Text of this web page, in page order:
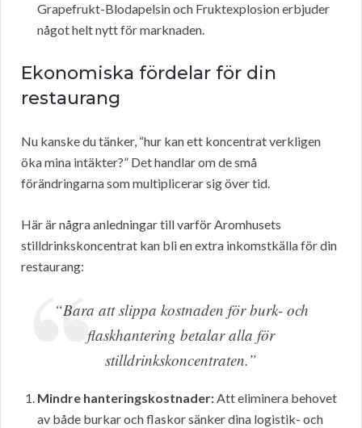
Grapefrukt-Blodapelsin och Fruktexplosion erbjuder
något helt nytt för marknaden.
Ekonomiska fördelar för din
restaurang
Nu kanske du tänker, “hur kan ett koncentrat verkligen
öka mina intäkter?” Det handlar om de små
förändringarna som multiplicerar sig över tid.
Här är några anledningar till varför Aromhusets
stilldrinkskoncentrat kan bli en extra inkomstkälla för din
restaurang:
“Bara att slippa kostnaden för burk- och
flaskhantering betalar alla för
stilldrinkskoncentraten.”
Mindre hanteringskostnader:Att eliminera behovet
av både burkar och flaskor sänker dina logistik- och